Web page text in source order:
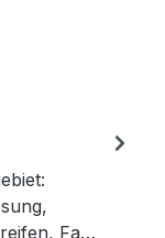
Fa…